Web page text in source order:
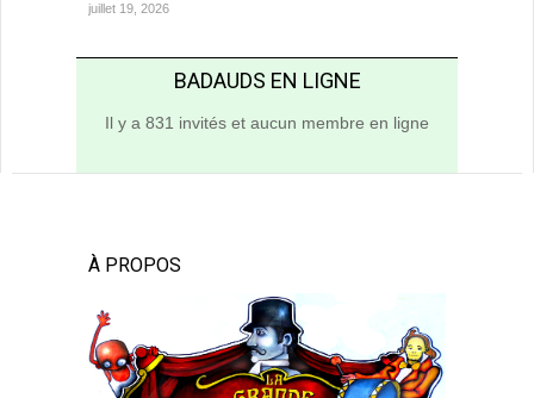
juillet 19, 2026
BADAUDS EN LIGNE
Il y a 831 invités et aucun membre en ligne
À PROPOS